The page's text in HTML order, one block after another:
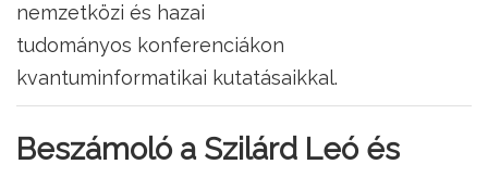
nemzetközi és hazai
tudományos konferenciákon
kvantuminformatikai kutatásaikkal.
Beszámoló a Szilárd Leó és